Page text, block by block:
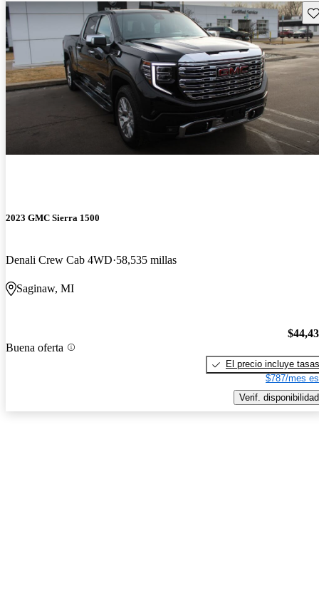
2023 GMC Sierra 1500
Denali Crew Cab 4WD 58,535 millas
Saginaw, MI
Buena oferta
El precio incluye tasas
$787/mes
Verif. disponibilidad